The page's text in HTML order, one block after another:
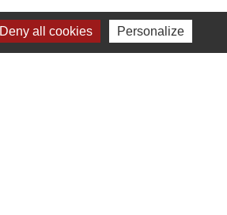
Deny all cookies Personalize